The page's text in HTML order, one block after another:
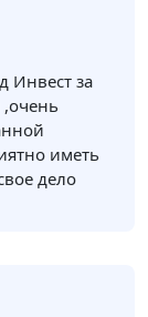
Инвест за
иметь
дело